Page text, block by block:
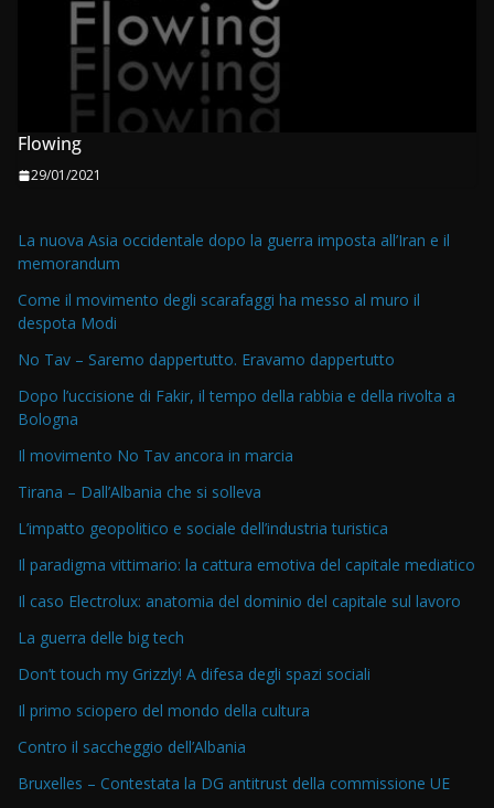
Flowing
29/01/2021
La nuova Asia occidentale dopo la guerra imposta all’Iran e il
memorandum
Come il movimento degli scarafaggi ha messo al muro il
despota Modi
No Tav – Saremo dappertutto. Eravamo dappertutto
Dopo l’uccisione di Fakir, il tempo della rabbia e della rivolta a
Bologna
Il movimento No Tav ancora in marcia
Tirana – Dall’Albania che si solleva
L’impatto geopolitico e sociale dell’industria turistica
Il paradigma vittimario: la cattura emotiva del capitale mediatico
Il caso Electrolux: anatomia del dominio del capitale sul lavoro
La guerra delle big tech
Don’t touch my Grizzly! A difesa degli spazi sociali
Il primo sciopero del mondo della cultura
Contro il saccheggio dell’Albania
Bruxelles – Contestata la DG antitrust della commissione UE